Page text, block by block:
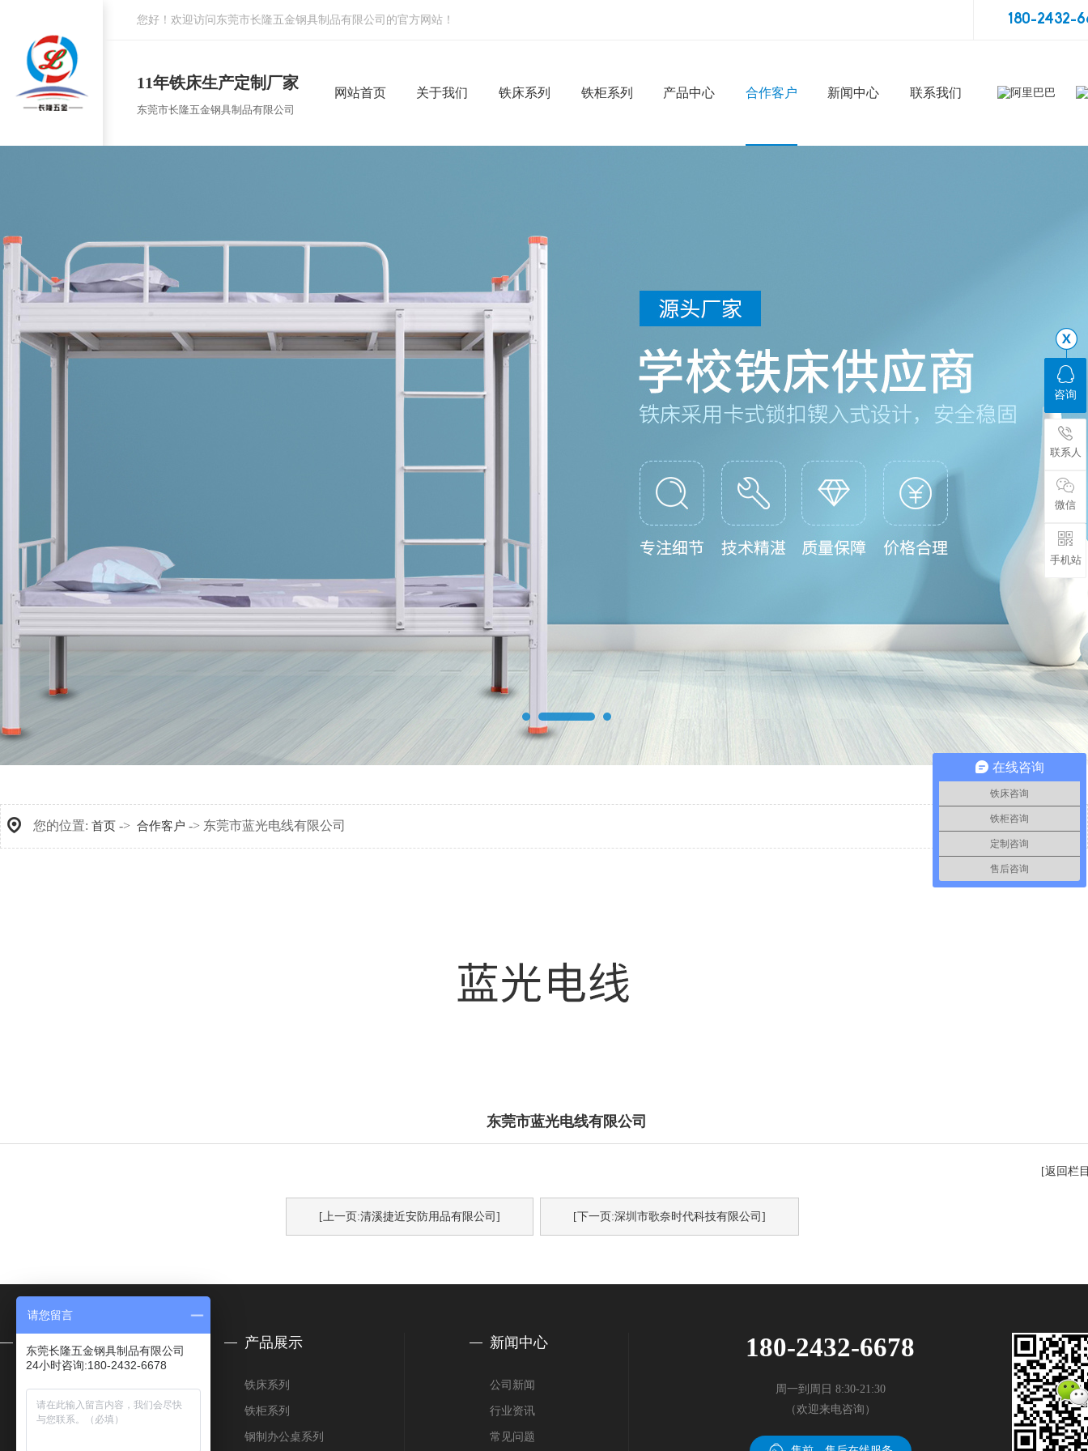
您好！欢迎访问东莞市长隆五金钢具制品有限公司的官方网站！ 180-2432-
11年铁床生产定制厂家
东莞市长隆五金钢具制品有限公司
网站首页 关于我们 铁床系列 铁柜系列 产品中心 合作客户 新闻中心 联系我们
您的位置: 首页 -> 合作客户 -> 东莞市蓝光电线有限公司
东莞市蓝光电线有限公司
[返回栏
[上一页:清溪捷近安防用品有限公司] [下一页:深圳市歌奈时代科技有限公司]
关于我们
合作客户
产品展示
铁床系列
铁柜系列
钢制办公桌系列
新闻中心
公司新闻
行业资讯
常见问题
180-2432-6678
周一到周日 8:30-21:30
（欢迎来电咨询）
咨询
联系人
微信
手机站
在线咨询
铁床咨询
铁柜咨询
定制咨询
售后咨询
请您留言
东莞长隆五金钢具制品有限公司
24小时咨询:180-2432-6678